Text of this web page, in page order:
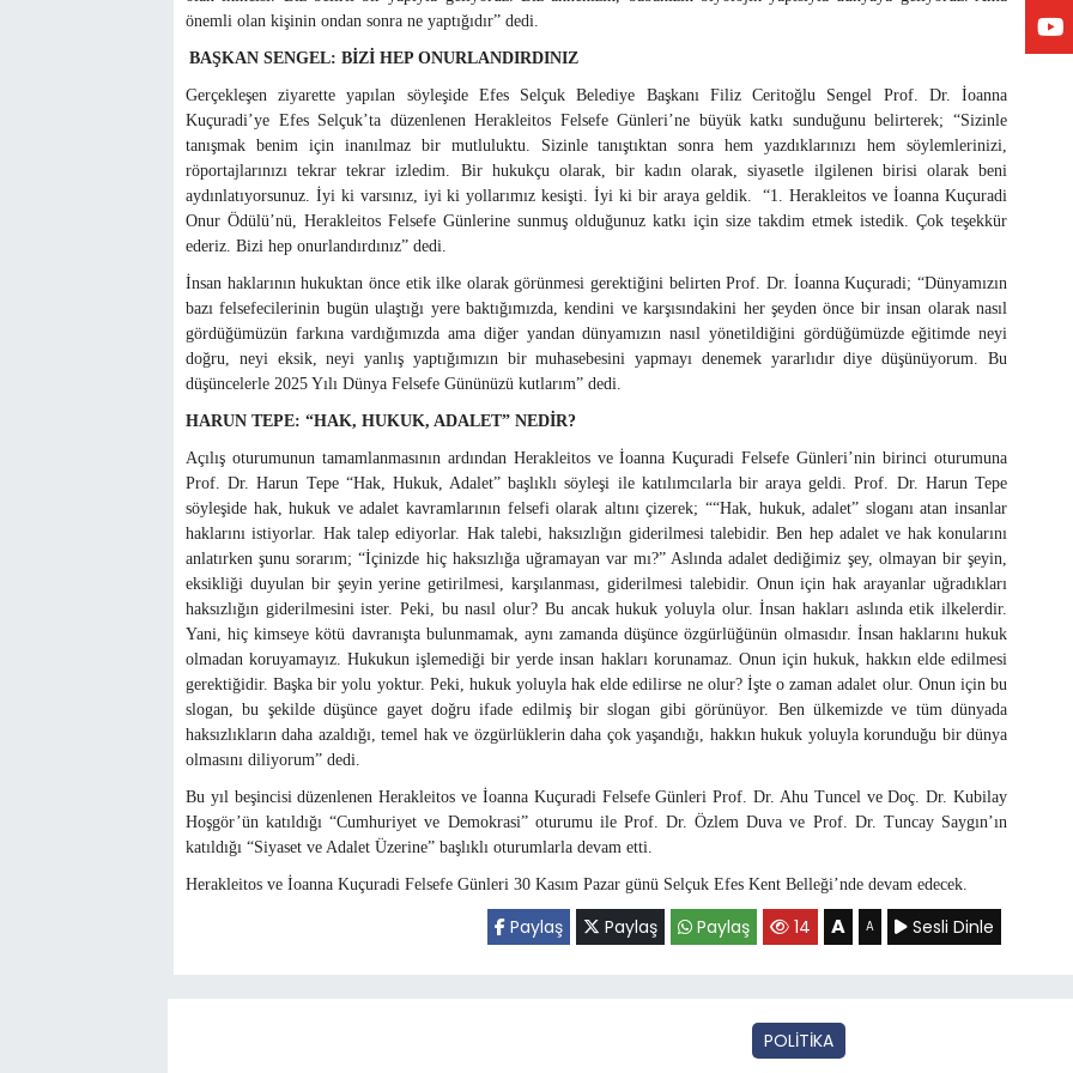
önemli olan kişinin ondan sonra ne yaptığıdır” dedi.
BAŞKAN SENGEL: BİZİ HEP ONURLANDIRDINIZ
Gerçekleşen ziyarette yapılan söyleşide Efes Selçuk Belediye Başkanı Filiz Ceritoğlu Sengel Prof. Dr. İoanna
Kuçuradi’ye Efes Selçuk’ta düzenlenen Herakleitos Felsefe Günleri’ne büyük katkı sunduğunu belirterek; “Sizinle
tanışmak benim için inanılmaz bir mutluluktu. Sizinle tanıştıktan sonra hem yazdıklarınızı hem söylemlerinizi,
röportajlarınızı tekrar tekrar izledim. Bir hukukçu olarak, bir kadın olarak, siyasetle ilgilenen birisi olarak beni
aydınlatıyorsunuz. İyi ki varsınız, iyi ki yollarımız kesişti. İyi ki bir araya geldik. “1. Herakleitos ve İoanna Kuçuradi
Onur Ödülü’nü, Herakleitos Felsefe Günlerine sunmuş olduğunuz katkı için size takdim etmek istedik. Çok teşekkür
ederiz. Bizi hep onurlandırdınız” dedi.
İnsan haklarının hukuktan önce etik ilke olarak görünmesi gerektiğini belirten Prof. Dr. İoanna Kuçuradi; “Dünyamızın
bazı felsefecilerinin bugün ulaştığı yere baktığımızda, kendini ve karşısındakini her şeyden önce bir insan olarak nasıl
gördüğümüzün farkına vardığımızda ama diğer yandan dünyamızın nasıl yönetildiğini gördüğümüzde eğitimde neyi
doğru, neyi eksik, neyi yanlış yaptığımızın bir muhasebesini yapmayı denemek yararlıdır diye düşünüyorum. Bu
düşüncelerle 2025 Yılı Dünya Felsefe Gününüzü kutlarım” dedi.
HARUN TEPE: “HAK, HUKUK, ADALET” NEDİR?
Açılış oturumunun tamamlanmasının ardından Herakleitos ve İoanna Kuçuradi Felsefe Günleri’nin birinci oturumuna
Prof. Dr. Harun Tepe “Hak, Hukuk, Adalet” başlıklı söyleşi ile katılımcılarla bir araya geldi. Prof. Dr. Harun Tepe
söyleşide hak, hukuk ve adalet kavramlarının felsefi olarak altını çizerek; ““Hak, hukuk, adalet” sloganı atan insanlar
haklarını istiyorlar. Hak talep ediyorlar. Hak talebi, haksızlığın giderilmesi talebidir. Ben hep adalet ve hak konularını
anlatırken şunu sorarım; “İçinizde hiç haksızlığa uğramayan var mı?” Aslında adalet dediğimiz şey, olmayan bir şeyin,
eksikliği duyulan bir şeyin yerine getirilmesi, karşılanması, giderilmesi talebidir. Onun için hak arayanlar uğradıkları
haksızlığın giderilmesini ister. Peki, bu nasıl olur? Bu ancak hukuk yoluyla olur. İnsan hakları aslında etik ilkelerdir.
Yani, hiç kimseye kötü davranışta bulunmamak, aynı zamanda düşünce özgürlüğünün olmasıdır. İnsan haklarını hukuk
olmadan koruyamayız. Hukukun işlemediği bir yerde insan hakları korunamaz. Onun için hukuk, hakkın elde edilmesi
gerektiğidir. Başka bir yolu yoktur. Peki, hukuk yoluyla hak elde edilirse ne olur? İşte o zaman adalet olur. Onun için bu
slogan, bu şekilde düşünce gayet doğru ifade edilmiş bir slogan gibi görünüyor. Ben ülkemizde ve tüm dünyada
haksızlıkların daha azaldığı, temel hak ve özgürlüklerin daha çok yaşandığı, hakkın hukuk yoluyla korunduğu bir dünya
olmasını diliyorum” dedi.
Bu yıl beşincisi düzenlenen Herakleitos ve İoanna Kuçuradi Felsefe Günleri Prof. Dr. Ahu Tuncel ve Doç. Dr. Kubilay
Hoşgör’ün katıldığı “Cumhuriyet ve Demokrasi” oturumu ile Prof. Dr. Özlem Duva ve Prof. Dr. Tuncay Saygın’ın
katıldığı “Siyaset ve Adalet Üzerine” başlıklı oturumlarla devam etti.
Herakleitos ve İoanna Kuçuradi Felsefe Günleri 30 Kasım Pazar günü Selçuk Efes Kent Belleği’nde devam edecek.
Paylaş Paylaş Paylaş 14 A A Sesli Dinle
POLİTİKA